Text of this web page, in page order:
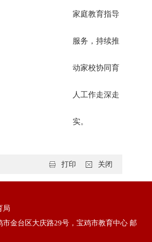
家庭教育指导
服务，持续推
动家校协同育
人工作走深走
实。
关闭
打印
局
市金台区大庆路29号，宝鸡市教育中心 邮